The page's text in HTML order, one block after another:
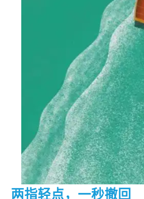
两指轻点，一秒撤回